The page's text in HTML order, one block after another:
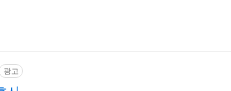
광고